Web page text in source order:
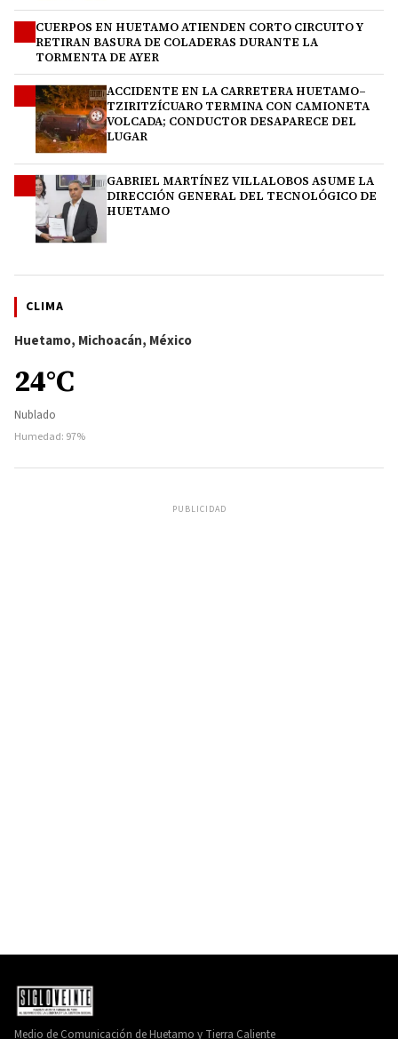
CUERPOS EN HUETAMO ATIENDEN CORTO CIRCUITO Y
RETIRAN BASURA DE COLADERAS DURANTE LA
TORMENTA DE AYER
ACCIDENTE EN LA CARRETERA HUETAMO–
TZIRITZÍCUARO TERMINA CON CAMIONETA
VOLCADA; CONDUCTOR DESAPARECE DEL
LUGAR
GABRIEL MARTÍNEZ VILLALOBOS ASUME LA
DIRECCIÓN GENERAL DEL TECNOLÓGICO DE
HUETAMO
CLIMA
Huetamo, Michoacán, México
24°C
Nublado
Humedad: 97%
PUBLICIDAD
Medio de Comunicación de Huetamo y Tierra Caliente